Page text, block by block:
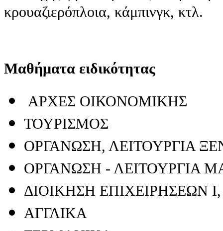
κρουαζιερόπλοια, κάμπινγκ, κτλ.
Μαθήματα ειδικότητας
ΑΡΧΕΣ ΟΙΚΟΝΟΜΙΚΗΣ
ΤΟΥΡΙΣΜΟΣ
ΟΡΓΑΝΩΣΗ, ΛΕΙΤΟΥΡΓΙΑ
ΟΡΓΑΝΩΣΗ - ΛΕΙΤΟΥΡΓΙΑ
ΔΙΟΙΚΗΣΗ ΕΠΙΧΕΙΡΗΣΕΩΝ
ΑΓΓΛΙΚΑ